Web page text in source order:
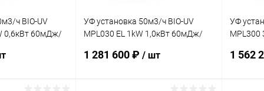
ч BIO-UV
0,6кВт 60мДж/
УФ установка 50м3/ч BIO-UV
MPL030 EL 1kW 1,0кВт 60мДж/
(PMPX007639TD-001)
1 281 600 ₽ / шт
УФ
1 562